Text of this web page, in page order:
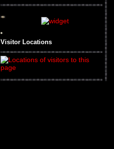
Visitor Locations